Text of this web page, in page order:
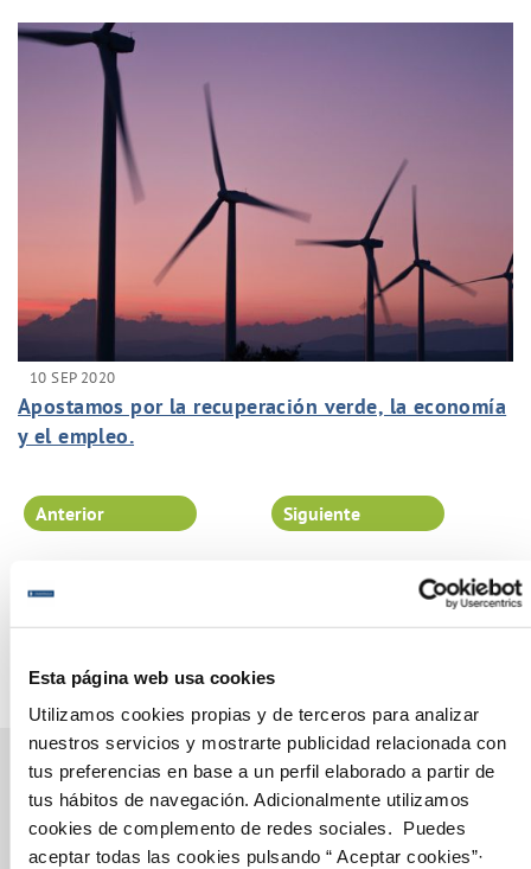
Esta página web usa cookies
Utilizamos cookies propias y de terceros para analizar
nuestros servicios y mostrarte publicidad relacionada con
tus preferencias en base a un perfil elaborado a partir de
tus hábitos de navegación. Adicionalmente utilizamos
cookies de complemento de redes sociales. Puedes
aceptar todas las cookies pulsando “ Aceptar cookies”·
10 SEP 2020
Apostamos por la recuperación verde, la economía
y el empleo.
Página 66 de 102
Anterior Siguiente
Gestiones Online